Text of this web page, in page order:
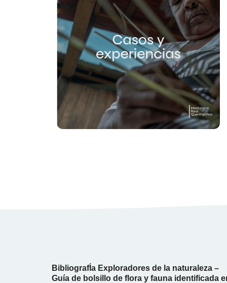
BibliografÍa Exploradores de la naturaleza –
Guía de bolsillo de flora y fauna identificada